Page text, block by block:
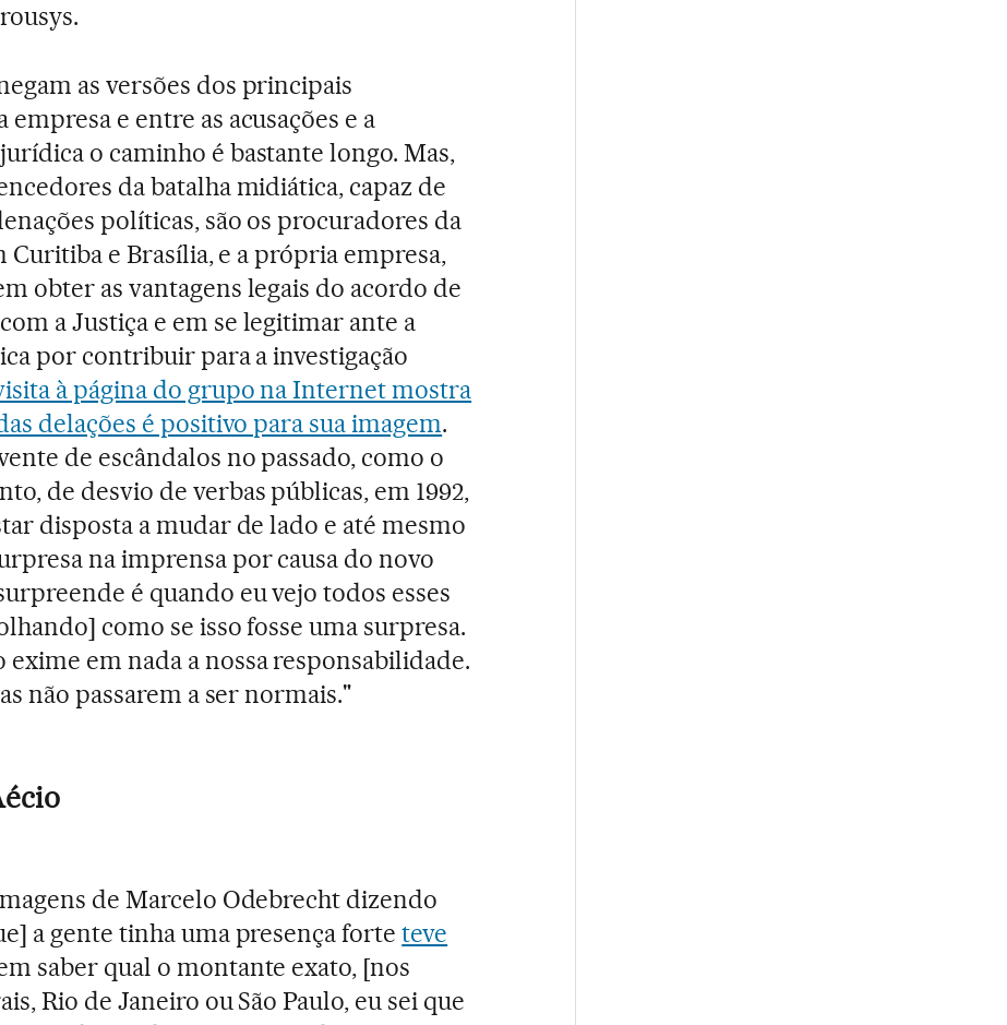
as versões dos principais
empresa e entre as acusações e a
o caminho é bastante longo. Mas,
da batalha midiática, capaz de
políticas, são os procuradores da
Curitiba e Brasília, e a própria empresa,
obter as vantagens legais do acordo de
a Justiça e em se legitimar ante a
por contribuir para a investigação
à página do grupo na Internet mostra
delações é positivo para sua imagem.
de escândalos no passado, como o
de desvio de verbas públicas, em 1992,
disposta a mudar de lado e até mesmo
na imprensa por causa do novo
é quando eu vejo todos esses
como se isso fosse uma surpresa.
exime em nada a nossa responsabilidade.
não passarem a ser normais."
de Marcelo Odebrecht dizendo
a gente tinha uma presença forteteve
saber qual o montante exato, [nos
Rio de Janeiro ou São Paulo, eu sei que